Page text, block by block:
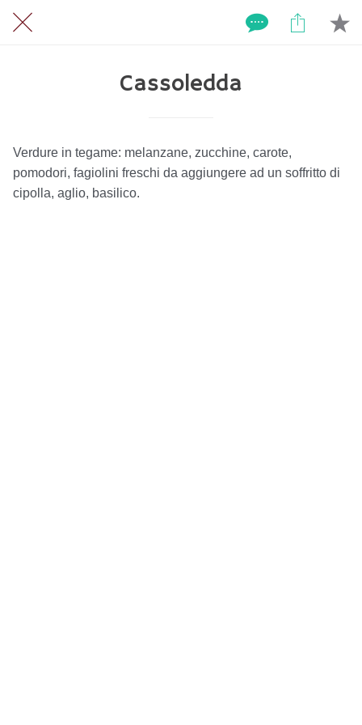
Cassoledda
Verdure in tegame: melanzane, zucchine, carote,
pomodori, fagiolini freschi da aggiungere ad un soffritto di
cipolla, aglio, basilico.